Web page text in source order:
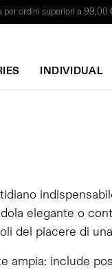
per ordini superiori a 99,00
INDIVIDUAL
elegante o
del piacere di
ampia: include